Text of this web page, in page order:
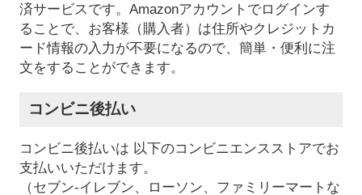
済サービスです。Amazonアカウントでログインす
ることで、お客様（購入者）は住所やクレジットカ
ード情報の入力が不要になるので、簡単・便利に注
文をすることができます。
コンビニ後払い
コンビニ後払いは 以下のコンビニエンスストアでお
支払いいただけます。
（セブン-イレブン、ローソン、ファミリーマートな